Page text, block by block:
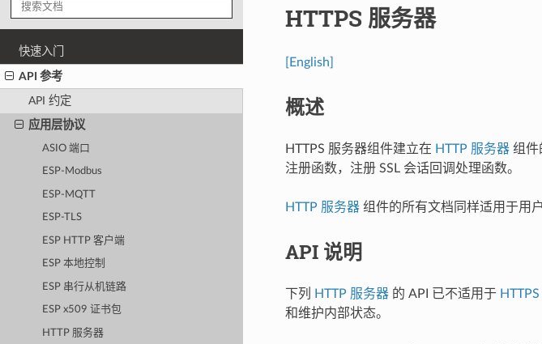
快速入门
API 参考
API 约定
应用层协议
ASIO 端口
ESP-Modbus
ESP-MQTT
ESP-TLS
ESP HTTP 客户端
ESP 本地控制
ESP 串行从机链路
ESP x509 证书包
HTTP 服务器
HTTPS 服务器
[English]
概述
HTTPS 服务器组件建立在 HTTP 服务器组件
注册函数，注册 SSL 会话回调处理函数。
HTTP 服务器组件的所有文档同样适用于用
API 说明
下列 HTTP 服务器的 API 已不适用于
和维护内部状态。